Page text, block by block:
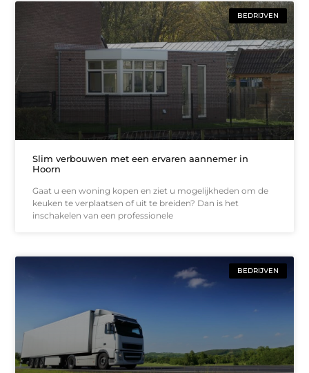
BEDRIJVEN
Slim verbouwen met een ervaren aannemer in
Hoorn
Gaat u een woning kopen en ziet u mogelijkheden om de
keuken te verplaatsen of uit te breiden? Dan is het
inschakelen van een professionele
BEDRIJVEN